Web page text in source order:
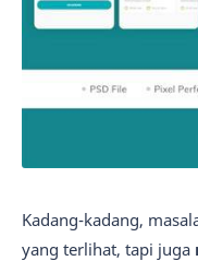
Kadang-kadang,
yang terlihat, tapi juga